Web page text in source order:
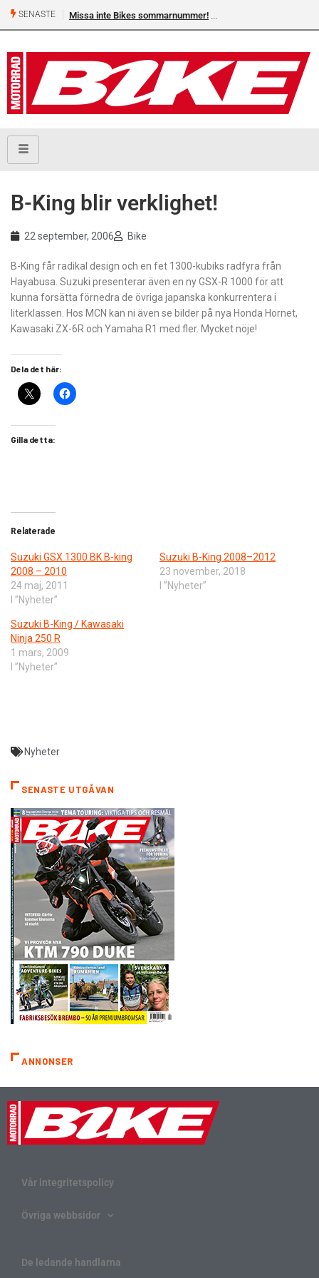
SENASTE Missa inte Bikes sommarnummer!
B-King blir verklighet!
22 september, 2006 Bike
B-King får radikal design och en fet 1300-kubiks radfyra från
Hayabusa. Suzuki presenterar även en ny GSX-R 1000 för att
kunna forsätta förnedra de övriga japanska konkurrentera i
literklassen. Hos MCN kan ni även se bilder på nya Honda Hornet,
Kawasaki ZX-6R och Yamaha R1 med fler. Mycket nöje!
Dela det här:
Gilla detta:
Relaterade
Suzuki GSX 1300 BK B-king
2008 – 2010
24 maj, 2011
I ”Nyheter”
Suzuki B-King 2008–2012
23 november, 2018
I ”Nyheter”
Suzuki B-King / Kawasaki
Ninja 250 R
1 mars, 2009
I ”Nyheter”
Nyheter
SENASTE UTGÅVAN
ANNONSER
Vår integritetspolicy
Övriga webbsidor
De ledande handlarna